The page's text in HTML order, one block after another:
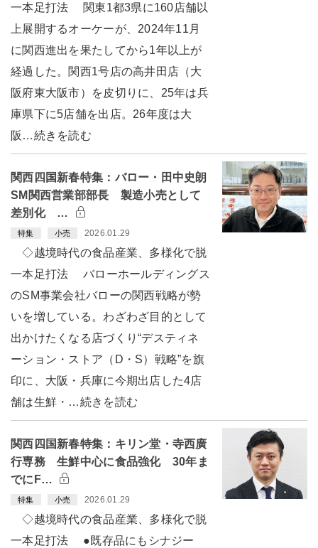
一本足打法 関東1都3県に160店舗以
上展開するオーケーが、2024年11月
に関西進出を果たしてから1年以上が
経過した。関西1号店の高井田店（大
阪府東大阪市）を皮切りに、25年は兵
庫県下に5店舗を出店。26年度は大
阪…続きを読む
関西四国新春特集：バロー・田中史朗
SM関西営業部部長 製造小売として
差別化 …
特集 小売 2026.01.29
◇越境時代の食品産業、多様化で脱
一本足打法 バローホールディングス
のSM事業会社バローの関西戦略が勢
いを増している。わざわざ目的として
出かけたくなる店づくり“デスティネ
ーション・ストア（D・S）戦略”を旗
印に、大阪・兵庫に今期出店した4店
舗は生鮮・…続きを読む
関西四国新春特集：キリン堂・寺西廣
行専務 生鮮中心に食品強化 30年ま
でにF…
特集 小売 2026.01.29
◇越境時代の食品産業、多様化で脱
一本足打法 ●既存品にもシナジー